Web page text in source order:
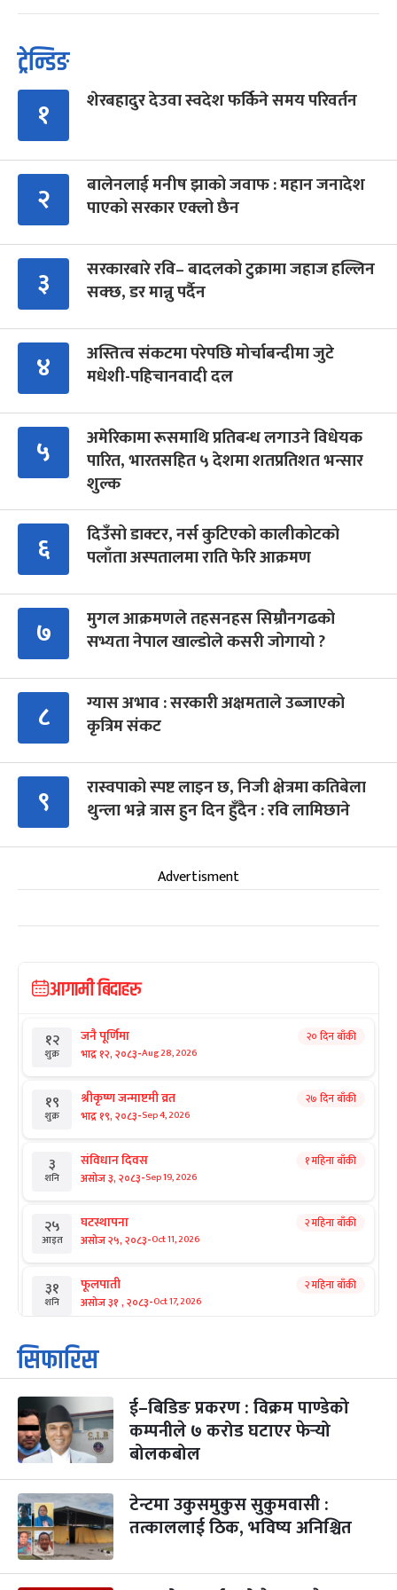
ट्रेन्डिङ
१ शेरबहादुर देउवा स्वदेश फर्किने समय परिवर्तन
२
बालेनलाई मनीष झाको जवाफ : महान जनादेश
पाएको सरकार एक्लो छैन
३
सरकारबारे रवि– बादलको टुक्रामा जहाज हल्लिन
सक्छ, डर मान्नु पर्दैन
४
अस्तित्व संकटमा परेपछि मोर्चाबन्दीमा जुटे
मधेशी-पहिचानवादी दल
५
अमेरिकामा रूसमाथि प्रतिबन्ध लगाउने विधेयक
पारित, भारतसहित ५ देशमा शतप्रतिशत भन्सार
शुल्क
६
दिउँसो डाक्टर, नर्स कुटिएको कालीकोटको
पलाँता अस्पतालमा राति फेरि आक्रमण
७
मुगल आक्रमणले तहसनहस सिम्रौनगढको
सभ्यता नेपाल खाल्डोले कसरी जोगायो ?
८
ग्यास अभाव : सरकारी अक्षमताले उब्जाएको
कृत्रिम संकट
९
रास्वपाको स्पष्ट लाइन छ, निजी क्षेत्रमा कतिबेला
थुन्ला भन्ने त्रास हुन दिन हुँदैन : रवि लामिछाने
Advertisment
आगामी बिदाहरु
१२
शुक्र
जनै पूर्णिमा
भाद्र १२, २०८३-Aug 28, 2026
२० दिन बाँकी
१९
शुक्र
श्रीकृष्ण जन्माष्टमी व्रत
भाद्र १९, २०८३-Sep 4, 2026
२७ दिन बाँकी
३
शनि
संविधान दिवस
असोज ३, २०८३-Sep 19, 2026
१ महिना बाँकी
२५
आइत
घटस्थापना
असोज २५, २०८३-Oct 11, 2026
२ महिना बाँकी
३१
शनि
फूलपाती
असोज ३१ , २०८३-Oct 17, 2026
२ महिना बाँकी
१
आइत
कार्तिक सङ्क्रान्ति
कार्तिक १, २०८३
३
मंगल
महानवमी
कार्तिक ३, २०८३-Oct 20, 2026
२ महिना बाँकी
४
५
बिहि
पापा‌ङ्कुशा एकादशी व्रत
कार्तिक ५, २०८३
२ महिना बाँकी
सिफारिस
ई–बिडिङ प्रकरण : विक्रम पाण्डेको
कम्पनीले ७ करोड घटाएर फेर्‍यो
बोलकबोल
टेन्टमा उकुसमुकुस सुकुमवासी :
तत्काललाई ठिक, भविष्य अनिश्चित